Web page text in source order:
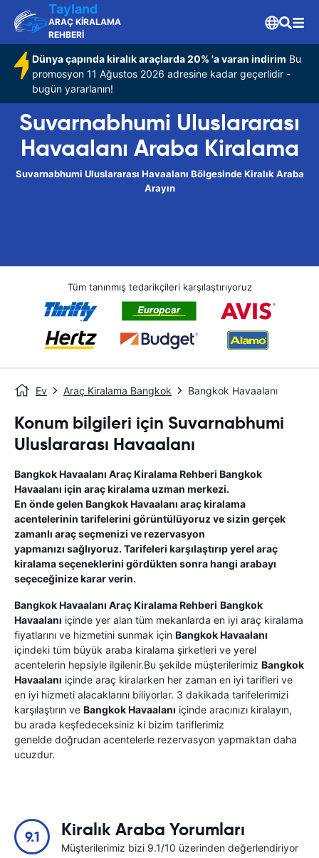
Tayland
ARAÇ KİRALAMA
REHBERİ
Dünya çapında kiralık araçlarda 20% 'a varan indirim Bu
promosyon 11 Ağustos 2026 adresine kadar geçerlidir -
bugün yararlanın!
Suvarnabhumi Uluslararası
Havaalanı Araba Kiralama
Suvarnabhumi Uluslararası Havaalanı Bölgesinde Kiralık Araba
Arayın
Tüm tanınmış tedarikçileri karşılaştırıyoruz
Ev Araç Kiralama Bangkok Bangkok Havaalanı
Konum bilgileri için Suvarnabhumi
Uluslararası Havaalanı
Bangkok Havaalanı Araç Kiralama Rehberi Bangkok
Havaalanı için araç kiralama uzman merkezi.
En önde gelen Bangkok Havaalanı araç kiralama
acentelerinin tarifelerini görüntülüyoruz ve sizin gerçek
zamanlı araç seçmenizi ve rezervasyon
yapmanızı sağlıyoruz. Tarifeleri karşılaştırıp yerel araç
kiralama seçeneklerini gördükten sonra hangi arabayı
seçeceğinize karar verin.
Bangkok Havaalanı Araç Kiralama Rehberi Bangkok
Havaalanı içinde yer alan tüm mekanlarda en iyi araç kiralama
fiyatlarını ve hizmetini sunmak için Bangkok Havaalanı
içindeki tüm büyük araba kiralama şirketleri ve yerel
acentelerin hepsiyle ilgilenir.Bu şekilde müşterilerimiz Bangkok
Havaalanı içinde araç kiralarken her zaman en iyi tarifleri ve
en iyi hizmeti alacaklarını biliyorlar. 3 dakikada tarifelerimizi
karşılaştırın ve Bangkok Havaalanı içinde aracınızı kiralayın,
bu arada keşfedeceksiniz ki bizim tariflerimiz
genelde doğrudan acentelerle rezervasyon yapmaktan daha
ucuzdur.
9.1 Kiralık Araba Yorumları
Müşterilerimiz bizi 9.1/10 üzerinden değerlendiriyor